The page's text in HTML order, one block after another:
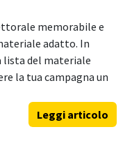
memorabile e
adatto. In
lista del materiale
la tua campagna un
Leggi articolo